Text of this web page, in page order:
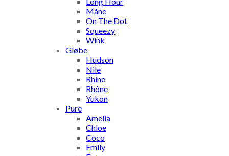
Måne
On The Dot
Squeezy
Wink
Gløbe
Hudson
Nile
Rhine
Rhône
Yukon
Pure
Amelia
Chloe
Coco
Emily